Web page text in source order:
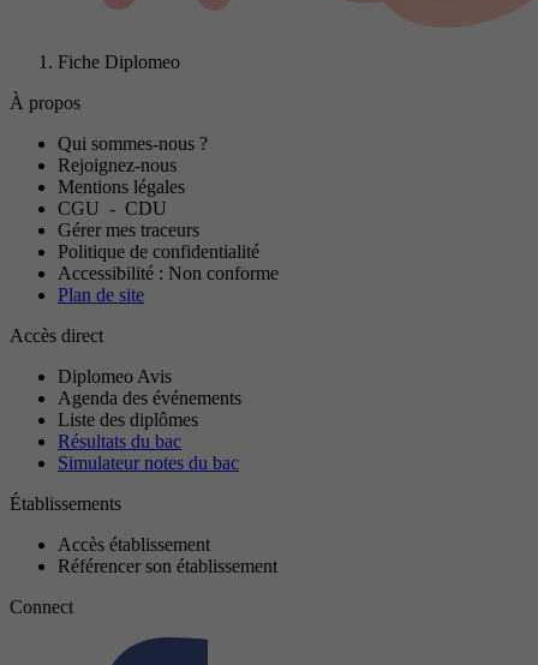
Fiche Diplomeo
À propos
Qui sommes-nous ?
Rejoignez-nous
Mentions légales
CGU - CDU
Gérer mes traceurs
Politique de confidentialité
Accessibilité : Non conforme
Plan de site
Accès direct
Diplomeo Avis
Agenda des événements
Liste des diplômes
Résultats du bac
Simulateur notes du bac
Établissements
Accès établissement
Référencer son établissement
Connect